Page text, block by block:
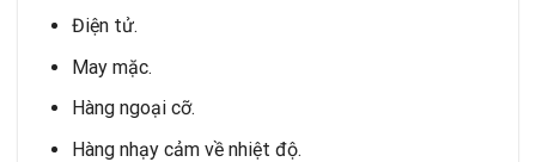
Điện tử.
May mặc.
Hàng ngoại cỡ.
Hàng nhạy cảm về nhiệt độ.